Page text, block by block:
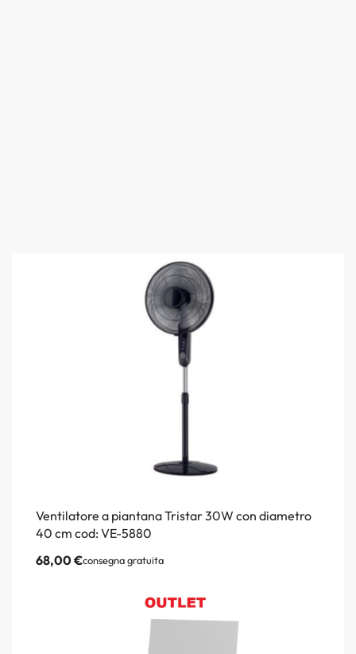
Ventilatore a piantana Tristar 30W con diametro
40 cm cod: VE-5880
68,00€consegna gratuita